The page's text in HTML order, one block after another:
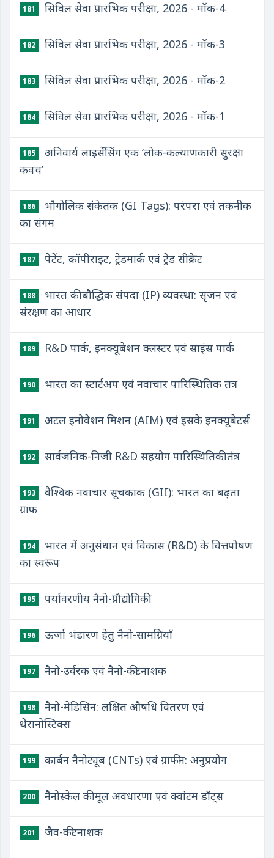
181 सिविल सेवा प्रारंभिक परीक्षा, 2026 - मॉक-4
182 सिविल सेवा प्रारंभिक परीक्षा, 2026 - मॉक-3
183 सिविल सेवा प्रारंभिक परीक्षा, 2026 - मॉक-2
184 सिविल सेवा प्रारंभिक परीक्षा, 2026 - मॉक-1
185
अनिवार्य लाइसेंसिंग एक ‘लोक-कल्याणकारी सुरक्षा
कवच’
186
भौगोलिक संकेतक (GI Tags): परंपरा एवं तकनीक
का संगम
187 पेटेंट, कॉपीराइट, ट्रेडमार्क एवं ट्रेड सीक्रेट
188
भारत की बौद्धिक संपदा (IP) व्यवस्था: सृजन एवं
संरक्षण का आधार
189 R&D पार्क, इनक्यूबेशन क्लस्टर एवं साइंस पार्क
190 भारत का स्टार्टअप एवं नवाचार पारिस्थितिक तंत्र
191 अटल इनोवेशन मिशन (AIM) एवं इसके इनक्यूबेटर्स
192 सार्वजनिक-निजी R&D सहयोग पारिस्थितिकी तंत्र
193
वैश्विक नवाचार सूचकांक (GII): भारत का बढ़ता
ग्राफ
194
भारत में अनुसंधान एवं विकास (R&D) के वित्तपोषण
का स्वरूप
195 पर्यावरणीय नैनो-प्रौद्योगिकी
196 ऊर्जा भंडारण हेतु नैनो-सामग्रियाँ
197 नैनो-उर्वरक एवं नैनो-कीटनाशक
198
नैनो-मेडिसिन: लक्षित औषधि वितरण एवं
थेरानोस्टिक्स
199 कार्बन नैनोट्यूब (CNTs) एवं ग्राफीन: अनुप्रयोग
200 नैनोस्केल की मूल अवधारणा एवं क्वांटम डॉट्स
201 जैव-कीटनाशक